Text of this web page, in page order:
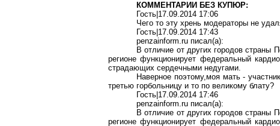
КОММЕНТАРИИ БЕЗ КУПЮР:
Гость|17.09.2014 17:06
Чего то этухрень модераторы не
Гость |17.09.2014 17:43
penzainform.ru писал(a):
В отличие от других городов страны
регионе функционирует федеральный
страдающих сердечными недугами.
Наверное поэтому,моямать -
третью горбольницу и то по великому блату?
Гость |17.09.2014 17:46
penzainform.ru писал(a):
В отличие от других городов страны
регионе функционирует федеральный